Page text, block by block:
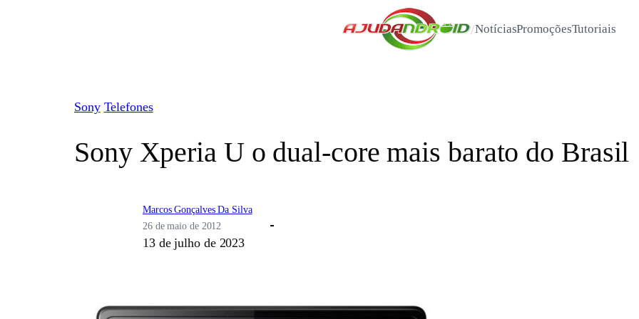
/NotíciasPromoçõesTutoriais
Sony Telefones
Sony Xperia U o dual-core mais barato do Brasil
Marcos Gonçalves Da Silva
26 de maio de 2012
13 de julho de 2023